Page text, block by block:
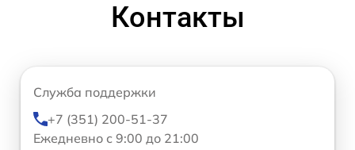
Контакты
Служба поддержки
+7 (351) 200-51-37
Ежедневно с 9:00 до 21:00